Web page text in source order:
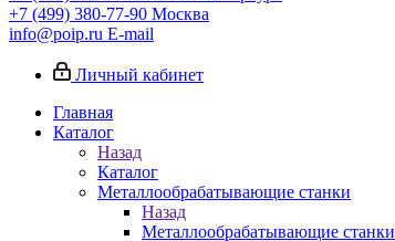
+7 (499) 380-77-90 Москва
info@poip.ru E-mail
Личный кабинет
Главная
Каталог
Назад
Каталог
Металлообрабатывающие станки
Назад
Металлообрабатывающие станки